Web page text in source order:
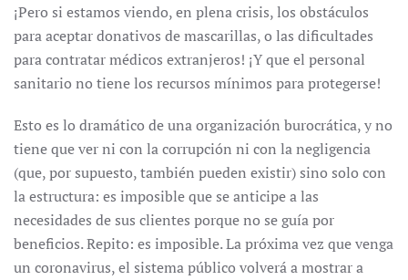
¡Pero si estamos viendo, en plena crisis, los obstáculos
para aceptar donativos de mascarillas, o las dificultades
para contratar médicos extranjeros! ¡Y que el personal
sanitario no tiene los recursos mínimos para protegerse!
Esto es lo dramático de una organización burocrática, y no
tiene que ver ni con la corrupción ni con la negligencia
(que, por supuesto, también pueden existir) sino solo con
la estructura: es imposible que se anticipe a las
necesidades de sus clientes porque no se guía por
beneficios. Repito: es imposible. La próxima vez que venga
un coronavirus, el sistema público volverá a mostrar a